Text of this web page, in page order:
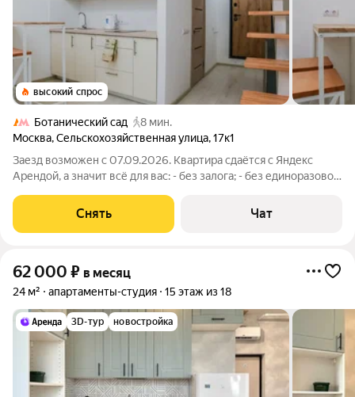
высокий спрос
Ботанический сад
8 мин.
Москва,Сельскохозяйственная улица,17к1
Заезд возможен с 07.09.2026. Квартира сдаётся с Яндекс
Арендой, а значит всё для вас: - без залога; - без единоразовой
проживания. Мы можем показать вам квартиру онлайн это так
же детально,
Снять Чат
62 000 ₽ в месяц
24 м² апартаменты-студия 15 этаж из 18
3D-тур новостройка